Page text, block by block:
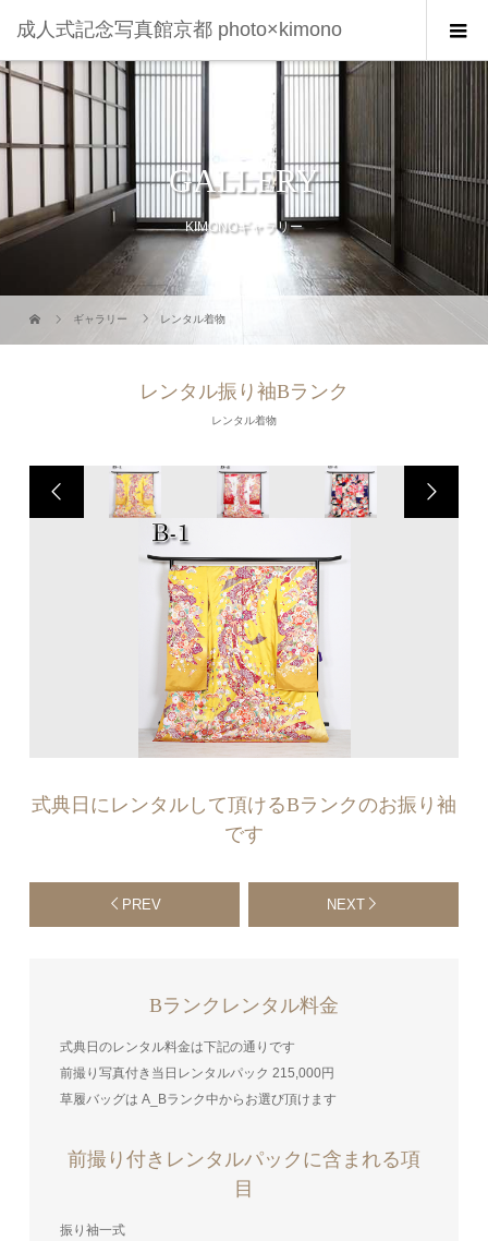
成人式記念写真館京都 photo×kimono
GALLERY
KIMONOギャラリー
ギャラリー レンタル着物
レンタル振り袖Bランク
レンタル着物
式典日にレンタルして頂けるBランクのお振り袖
です
PREV NEXT
Bランクレンタル料金
式典日のレンタル料金は下記の通りです
前撮り写真付き当日レンタルパック 215,000円
草履バッグは A_Bランク中からお選び頂けます
前撮り付きレンタルパックに含まれる項
目
振り袖一式